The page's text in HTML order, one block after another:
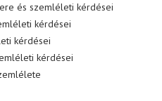
és szemléleti kérdései
kérdései
kérdései
kérdései